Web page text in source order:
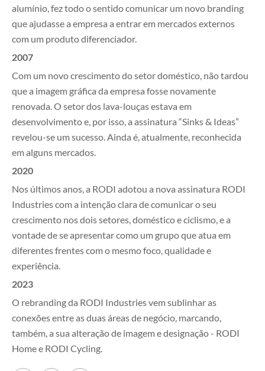
NEGÓCIO
SOBRE A RODI
SUSTENTABILIDADE
PESSOAS
MEDIA
alumínio, fez todo o sentido comunicar um novo branding
que ajudasse a empresa a entrar em mercados externos
com um produto diferenciador.
2007
Com um novo crescimento do setor doméstico, não tardou
que a imagem gráfica da empresa fosse novamente
renovada. O setor dos lava-louças estava em
desenvolvimento e, por isso, a assinatura “Sinks & Ideas”
revelou-se um sucesso. Ainda é, atualmente, reconhecida
em alguns mercados.
2020
Nos últimos anos, a RODI adotou a nova assinatura RODI
Industries com a intenção clara de comunicar o seu
crescimento nos dois setores, doméstico e ciclismo, e a
vontade de se apresentar como um grupo que atua em
diferentes frentes com o mesmo foco, qualidade e
experiência.
2023
O rebranding da RODI Industries vem sublinhar as
conexões entre as duas áreas de negócio, marcando,
também, a sua alteração de imagem e designação - RODI
Home e RODI Cycling.